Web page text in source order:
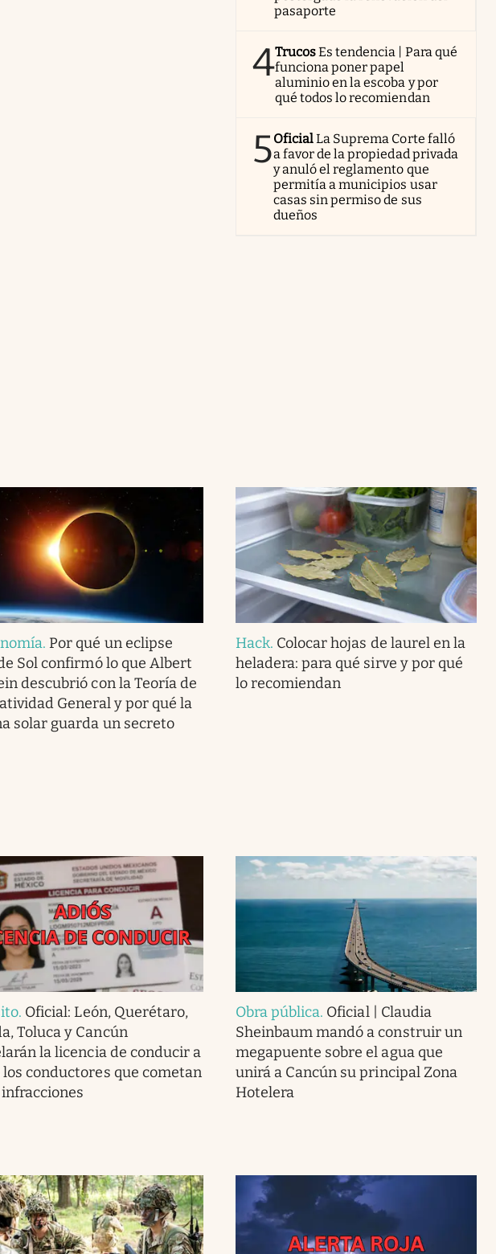
pasaporte
4TrucosEs tendencia | Para qué
funciona poner papel
aluminio en la escoba y por
qué todos lo recomiendan
5OficialLa Suprema Corte falló
a favor de la propiedad privada
y anuló el reglamento que
permitía a municipios usar
casas sin permiso de sus
dueños
. Por qué un eclipse
Sol confirmó lo que Albert
descubrió con la Teoría de
General y por qué la
solar guarda un secreto
Hack. Colocar hojas de laurel en la
heladera: para qué sirve y por qué
lo recomiendan
. Oficial: León, Querétaro,
Toluca y Cancún
la licencia de conducir a
conductores que cometan
Obra pública. Oficial | Claudia
Sheinbaum mandó a construir un
megapuente sobre el agua que
unirá a Cancún su principal Zona
Hotelera